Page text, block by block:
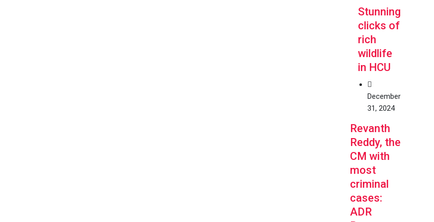
Stunning
clicks of
rich
wildlife
in HCU
December
31, 2024
Revanth
Reddy, the
CM with
most
criminal
cases:
ADR